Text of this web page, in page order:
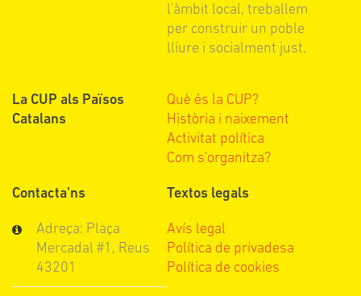
l'àmbit local, treballem
per construir un poble
lliure i socialment just.
La CUP als Països
Catalans
Què és la CUP?
Història i naixement
Activitat política
Com s'organitza?
Contacta’ns
Adreça: Plaça
Mercadal #1, Reus
43201
Textos legals
Avís legal
Política de privadesa
Política de cookies